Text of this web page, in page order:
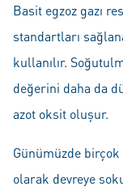
Basit egzoz gazı
standartları
kullanılır.
değerini daha da
azot oksit oluşur.
Günümüzde
olarak devreye